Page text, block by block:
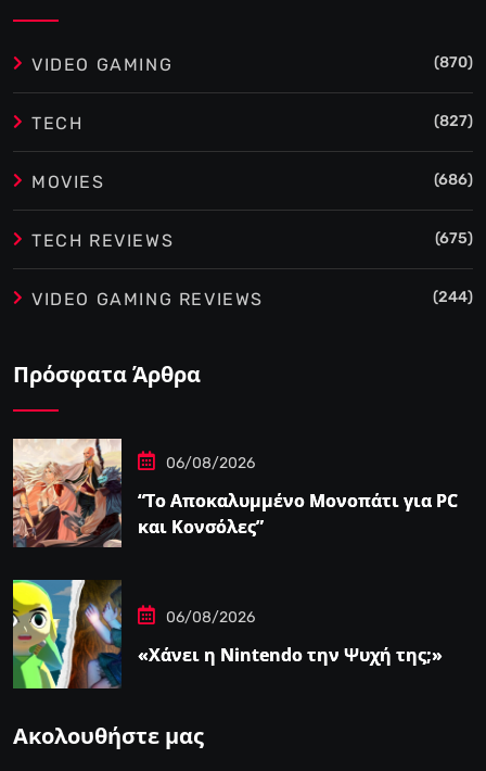
VIDEO GAMING (870)
TECH (827)
MOVIES (686)
TECH REVIEWS (675)
VIDEO GAMING REVIEWS (244)
Πρόσφατα Άρθρα
06/08/2026
“Το Αποκαλυμμένο Μονοπάτι για PC
και Κονσόλες”
06/08/2026
«Χάνει η Nintendo την Ψυχή της;»
Ακολουθήστε μας